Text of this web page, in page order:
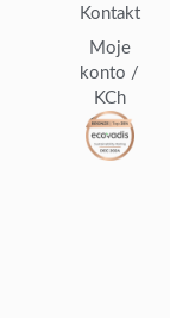
Kontakt
Moje
konto /
KCh